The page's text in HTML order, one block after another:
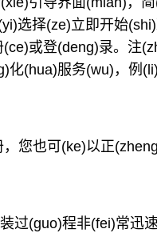
选择(ze)立即开始
或登(deng)录。注
化(hua)服务(wu)，例
您也可(ke)以正
过(guo)程非(fei)常迅